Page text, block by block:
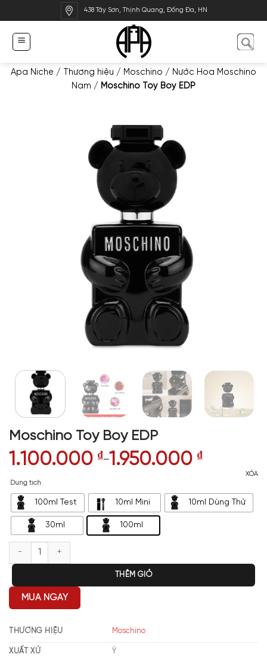
qua
dung
438 Tây Sơn, Thịnh Quang, Đống Đa, HN
Apa Niche / Thương hiệu / Moschino / Nước Hoa Moschino
Nam / Moschino Toy Boy EDP
Moschino Toy Boy EDP
1.100.000 ₫–1.950.000 ₫
Dung tích
100ml Test 10ml Mini 10ml Dùng Thử
30ml 100ml
XÓA
Moschino Toy Boy EDP số lượng
THÊM GIỎ
MUA NGAY
THƯƠNG HIỆU Moschino
XUẤT XỨ Ý